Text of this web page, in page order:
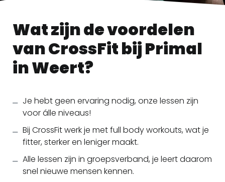
Wat zijn de voordelen
van CrossFit bij Primal
in Weert?
Je hebt geen ervaring nodig, onze lessen zijn
voor álle niveaus!
Bij CrossFit werk je met full body workouts, wat je
fitter, sterker en leniger maakt.
Alle lessen zijn in groepsverband, je leert daarom
snel nieuwe mensen kennen.